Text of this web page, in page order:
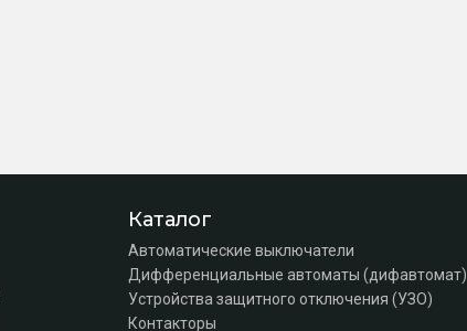
Каталог
Автоматические выключатели
Дифференциальные автоматы (дифавтомат)
Устройства защитного отключения (УЗО)
Контакторы